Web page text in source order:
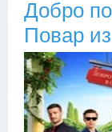
Добро
Повар